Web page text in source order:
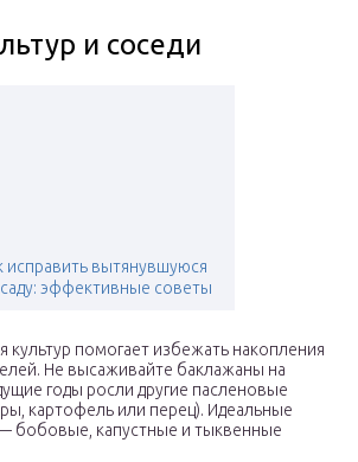
и соседи
исправить вытянувшуюся
эффективные советы
культур помогает избежать накопления
Не высаживайте баклажаны на
годы росли другие пасленовые
картофель или перец). Идеальные
бобовые, капустные и тыквенные